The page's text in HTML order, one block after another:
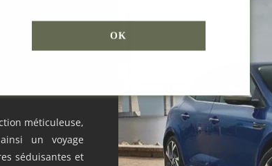
d’une qualité
Notre
permettant de
méticuleuse,
un voyage
séduisantes et